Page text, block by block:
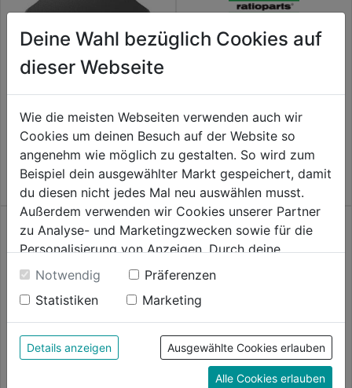
Dickichtmesser 3-flügelig Dm.
255 mm
0.0 (0)
0.0
von
Sternen.
32,99€
Schneidfaden oval 2,7m 70m
Nylon gedreht leise
5
Sternen.
33,59€
Deine Wahl bezüglich Cookies auf
dieser Webseite
Wie die meisten Webseiten verwenden auch wir
Cookies um deinen Besuch auf der Website so
angenehm wie möglich zu gestalten. So wird zum
Beispiel dein ausgewählter Markt gespeichert, damit
du diesen nicht jedes Mal neu auswählen musst.
Außerdem verwenden wir Cookies unserer Partner
zu Analyse- und Marketingzwecken sowie für die
Personalisierung von Anzeigen. Durch deine
Einwilligung werden die Daten von Drittanbieter,
unter anderem auch in den USA, verarbeitet.
Durch Klick auf "Alle Cookies erlauben" stimmst du
der Verwendung aller Cookies zu. Unter "Details
anzeigen" findest du alle Infos zu den
unterschiedlichen Cookies, unter "Cookies
Konfigurieren" kannst du auswählen, welche Cookies
Notwendig
Präferenzen
Statistiken
Marketing
Details anzeigen Ausgewählte Cookies erlauben
Alle Cookies erlauben